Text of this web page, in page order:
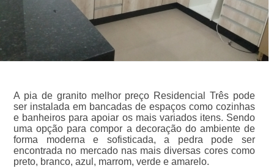
A pia de granito melhor preço Residencial Três pode
ser instalada em bancadas de espaços como cozinhas
e banheiros para apoiar os mais variados itens. Sendo
uma opção para compor a decoração do ambiente de
forma moderna e sofisticada, a pedra pode ser
encontrada no mercado nas mais diversas cores como
preto, branco, azul, marrom, verde e amarelo.